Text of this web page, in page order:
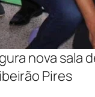
nova
Pires